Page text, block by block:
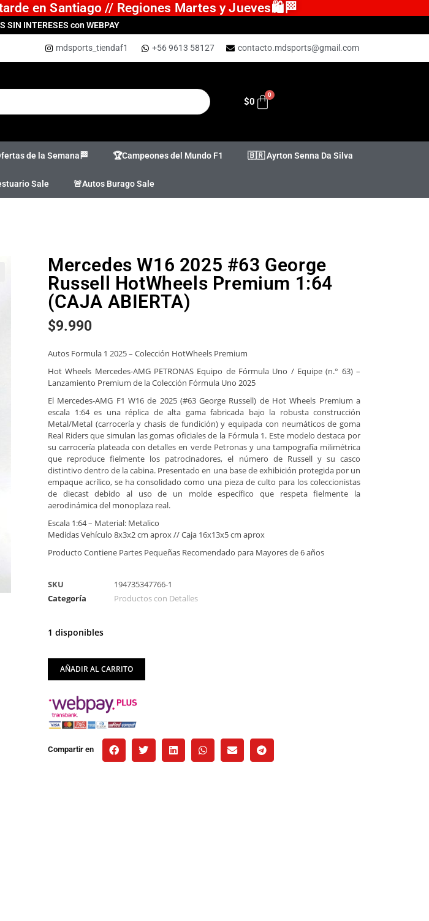
en Santiago // Regiones Martes y Jueves🛍️🏁
SIN INTERESES con WEBPAY
mdsports_tiendaf1 +56 9613 58127 contacto.mdsports@gmail.com
$0
de la Semana🏁 🏆Campeones del Mundo F1 🇧🇷 Ayrton Senna Da Silva
Sale 🚨Autos Burago Sale
Mercedes W16 2025 #63 George
Russell HotWheels Premium 1:64
(CAJA ABIERTA)
$9.990
Autos Formula 1 2025 – Colección HotWheels Premium
Hot Wheels Mercedes-AMG PETRONAS Equipo de Fórmula Uno / Equipe (n.° 63) –
Lanzamiento Premium de la Colección Fórmula Uno 2025
El Mercedes-AMG F1 W16 de 2025 (#63 George Russell) de Hot Wheels Premium a
escala 1:64 es una réplica de alta gama fabricada bajo la robusta construcción
Metal/Metal (carrocería y chasis de fundición) y equipada con neumáticos de goma
Real Riders que simulan las gomas oficiales de la Fórmula 1. Este modelo destaca por
su carrocería plateada con detalles en verde Petronas y una tampografía milimétrica
que reproduce fielmente los patrocinadores, el número de Russell y su casco
distintivo dentro de la cabina. Presentado en una base de exhibición protegida por un
empaque acrílico, se ha consolidado como una pieza de culto para los coleccionistas
de diecast debido al uso de un molde específico que respeta fielmente la
aerodinámica del monoplaza real.
Escala 1:64 – Material: Metalico
Medidas Vehículo 8x3x2 cm aprox // Caja 16x13x5 cm aprox
Producto Contiene Partes Pequeñas Recomendado para Mayores de 6 años
SKU
194735347766-1
Categoría
Productos con Detalles
1 disponibles
AÑADIR AL CARRITO
Compartir en